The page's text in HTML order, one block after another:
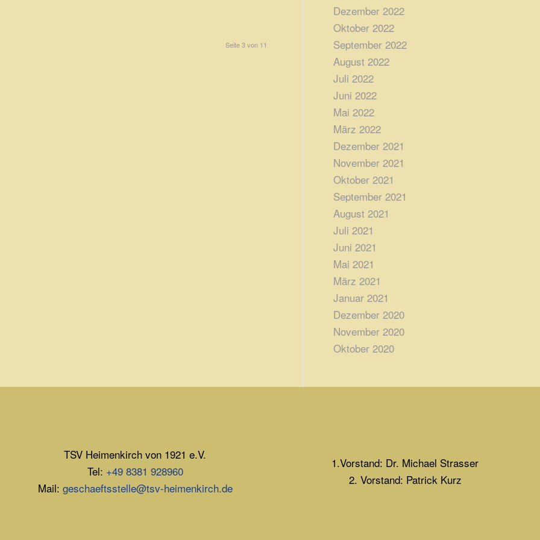
Seite 3 von 11
Dezember 2022
Oktober 2022
September 2022
August 2022
Juli 2022
Juni 2022
Mai 2022
März 2022
Dezember 2021
November 2021
Oktober 2021
September 2021
August 2021
Juli 2021
Juni 2021
Mai 2021
März 2021
Januar 2021
Dezember 2020
November 2020
Oktober 2020
TSV Heimenkirch von 1921 e.V.
Tel: +49 8381 928960
Mail: geschaeftsstelle@tsv-heimenkirch.de
1.Vorstand: Dr. Michael Strasser
2. Vorstand: Patrick Kurz